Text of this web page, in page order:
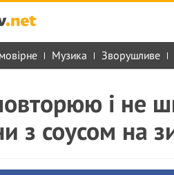
Музика Зворушливе
і не
з соусом на